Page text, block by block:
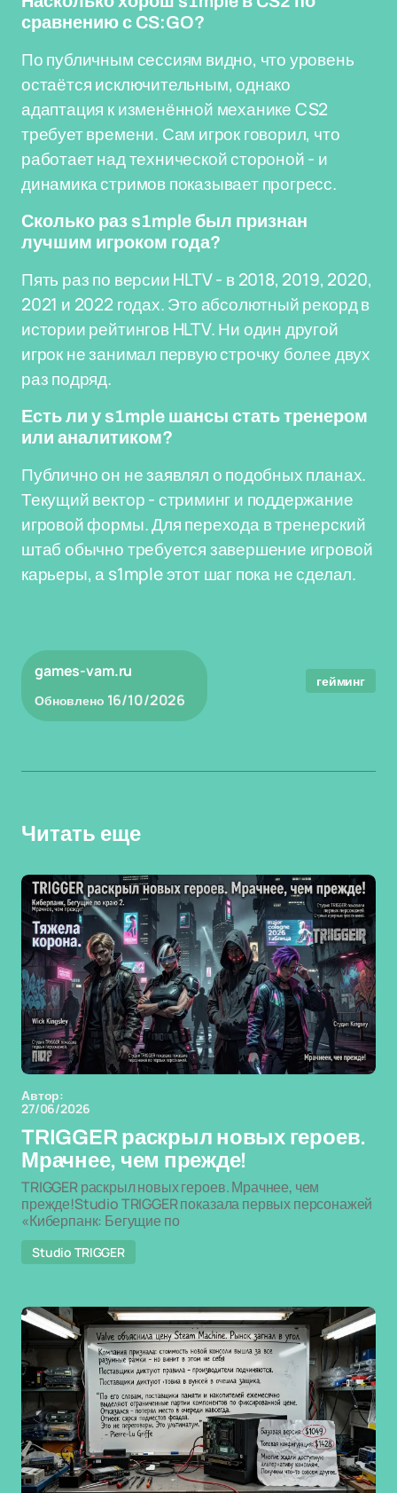
сравнению с CS:GO?
По публичным сессиям видно, что уровень
остаётся исключительным, однако
адаптация к изменённой механике CS2
требует времени. Сам игрок говорил, что
работает над технической стороной - и
динамика стримов показывает прогресс.
Сколько раз s1mple был признан
лучшим игроком года?
Пять раз по версии HLTV - в 2018, 2019, 2020,
2021 и 2022 годах. Это абсолютный рекорд в
истории рейтингов HLTV. Ни один другой
игрок не занимал первую строчку более двух
раз подряд.
Есть ли у s1mple шансы стать тренером
или аналитиком?
Публично он не заявлял о подобных планах.
Текущий вектор - стриминг и поддержание
игровой формы. Для перехода в тренерский
штаб обычно требуется завершение игровой
карьеры, а s1mple этот шаг пока не сделал.
games-vam.ru
Обновлено 16/10/2026
гейминг
Читать еще
Автор:
27/06/2026
TRIGGER раскрыл новых героев.
Мрачнее, чем прежде!
TRIGGER раскрыл новых героев. Мрачнее, чем
прежде!Studio TRIGGER показала первых персонажей
«Киберпанк: Бегущие по
Studio TRIGGER